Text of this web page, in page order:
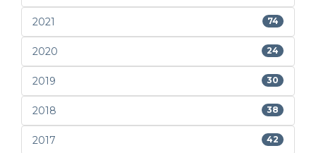
2021 74
2020 24
2019 30
2018 38
2017 42